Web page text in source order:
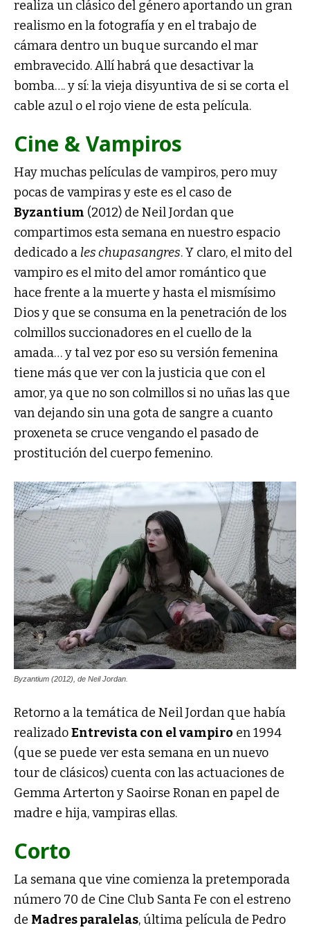
realiza un clásico del género aportando un gran
realismo en la fotografía y en el trabajo de
cámara dentro un buque surcando el mar
embravecido. Allí habrá que desactivar la
bomba…. y sí: la vieja disyuntiva de si se corta el
cable azul o el rojo viene de esta película.
Cine & Vampiros
Hay muchas películas de vampiros, pero muy
pocas de vampiras y este es el caso de
Byzantium (2012) de Neil Jordan que
compartimos esta semana en nuestro espacio
dedicado a les chupasangres. Y claro, el mito del
vampiro es el mito del amor romántico que
hace frente a la muerte y hasta el mismísimo
Dios y que se consuma en la penetración de los
colmillos succionadores en el cuello de la
amada… y tal vez por eso su versión femenina
tiene más que ver con la justicia que con el
amor, ya que no son colmillos si no uñas las que
van dejando sin una gota de sangre a cuanto
proxeneta se cruce vengando el pasado de
prostitución del cuerpo femenino.
Byzantium (2012), de Neil Jordan.
Retorno a la temática de Neil Jordan que había
realizadoEntrevista con el vampiro en 1994
(que se puede ver esta semana en un nuevo
tour de clásicos) cuenta con las actuaciones de
Gemma Arterton y Saoirse Ronan en papel de
madre e hija, vampiras ellas.
Corto
La semana que vine comienza la pretemporada
número 70 de Cine Club Santa Fe con el estreno
de Madres paralelas, última película de Pedro